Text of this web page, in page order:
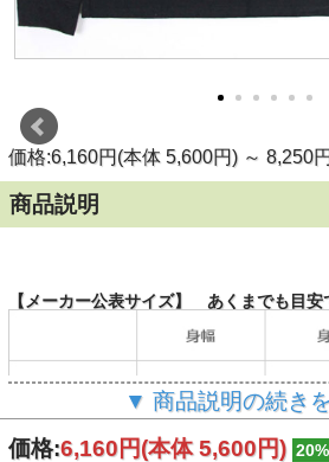
価格:6,160円(本体 5,600円) ～ 8,250
商品説明
【メーカー公表サイズ】 あくまでも目安
▼ 商品説明の続き
価格:6,160円(本体 5,600円)